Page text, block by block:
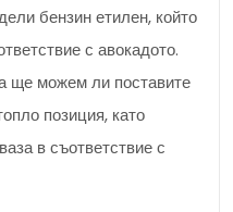
бензин етилен, който
с авокадото.
ще можем ли поставите
позиция, като
в съответствие с